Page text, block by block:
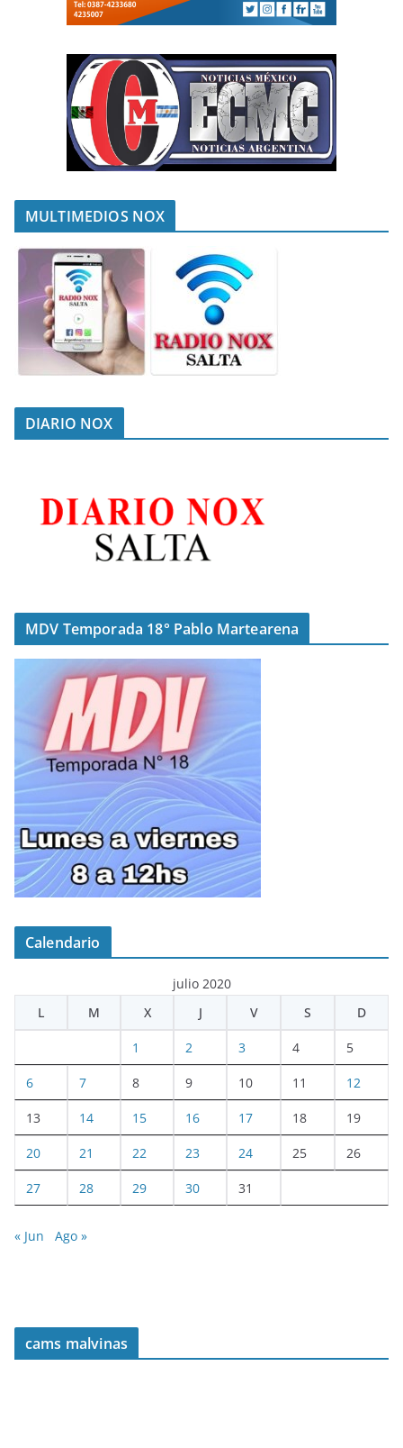
MULTIMEDIOS NOX
DIARIO NOX
MDV Temporada 18° Pablo Martearena
Calendario
julio 2020
L
M X J V S D
1 2 3 4 5
6 7 8 9 10 11 12
13 14 15 16 17 18 19
20 21 22 23 24 25 26
27 28 29 30 31
« Jun Ago »
cams malvinas